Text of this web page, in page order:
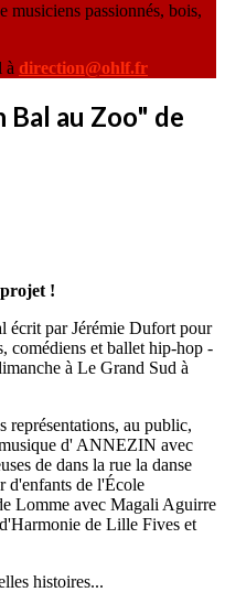
musiciens passionnés, bois,
à direction@ohlf.fr
au Zoo" de
!
écrit par Jérémie Dufort pour
comédiens et ballet hip-hop -
à Le Grand Sud à
représentations, au public,
d' ANNEZIN avec
de dans la rue la danse
d'enfants de l'École
Lomme avec Magali Aguirre
de Lille Fives et
histoires...